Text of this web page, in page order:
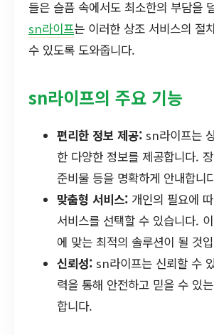
들은 슬픔 속에서도 최소한의 부담을
sn라이프는 이러한 상조 서비스의 절
수 있도록 도와줍니다.
sn라이프의 주요 기능
편리한 정보 제공: sn라이프는
한 다양한 정보를 제공합니다.
준비물 등을 명확하게 안내합니
맞춤형 서비스: 개인의 필요에
서비스를 선택할 수 있습니다.
에 맞는 최적의 솔루션이 될 것
신뢰성: sn라이프는 신뢰할 수
력을 통해 안전하고 믿을 수 있
합니다.